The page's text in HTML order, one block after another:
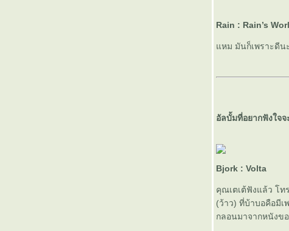
Rain : Rain’s
หม มันก็เพราะดีนะ
อัลบั้มที่อยากฟังใจ
Bjork : Volta
คุณเตเต้ฟังแล้ว โท
(ว้าว) ที่บ้าบอคือมีเ
กลอนมาจากหนังข